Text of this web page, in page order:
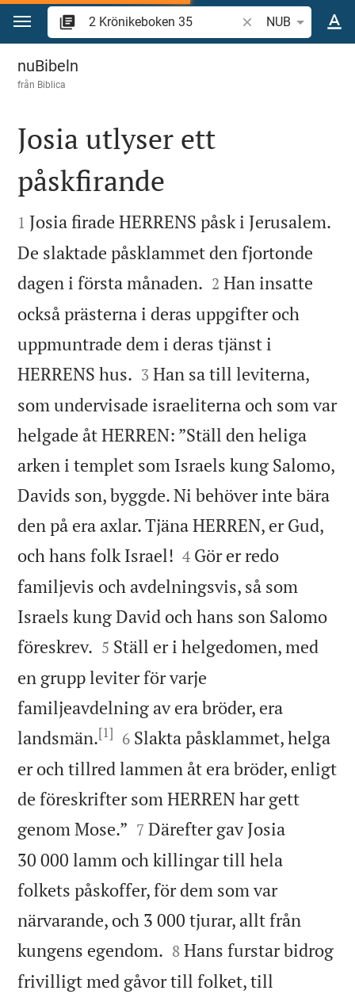
Hoppa till innehåll
Sök bibelvers eller
NUB
2 Krönikeboken 35
nuBibeln
från Biblica

Josia utlyser ett
påskfirande

1 Josia firade HERRENS påsk i Jerusalem.
De slaktade påsklammet den fjortonde
dagen i första månaden. 

2 Han insatte
också prästerna i deras uppgifter och
uppmuntrade dem i deras tjänst i
HERRENS hus. 

3 Han sa till leviterna,
som undervisade israeliterna och som var
helgade åt HERREN: ”Ställ den heliga
arken i templet som Israels kung Salomo,
Davids son, byggde. Ni behöver inte bära
den på era axlar. Tjäna HERREN, er Gud,
och hans folk Israel! 

4 Gör er redo
familjevis och avdelningsvis, så som
Israels kung David och hans son Salomo
föreskrev. 

5 Ställ er i helgedomen, med
en grupp leviter för varje
familjeavdelning av era bröder, era
landsmän.[1] 

6 Slakta påsklammet, helga
er och tillred lammen åt era bröder, enligt
de föreskrifter som HERREN har gett
genom Mose.” 

7 Därefter gav Josia
30 000 lamm och killingar till hela
folkets påskoffer, för dem som var
närvarande, och 3 000 tjurar, allt från
kungens egendom. 

8 Hans furstar bidrog
frivilligt med gåvor till folket, till